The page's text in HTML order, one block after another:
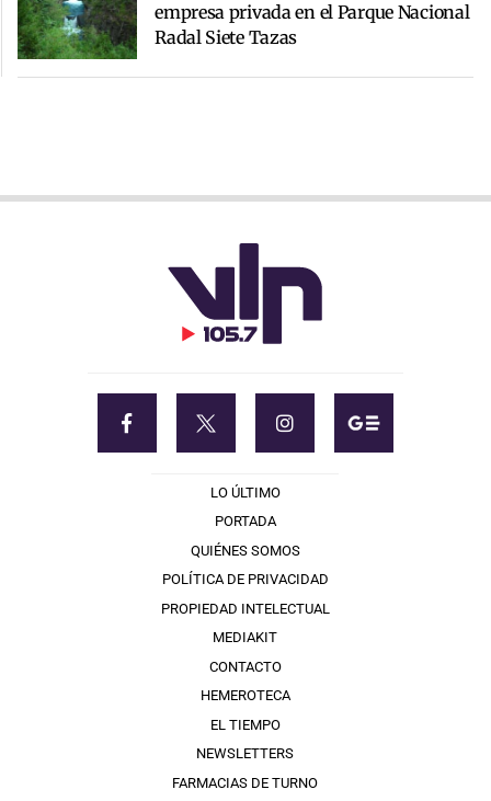
empresa privada en el Parque Nacional
Radal Siete Tazas
LO ÚLTIMO
PORTADA
QUIÉNES SOMOS
POLÍTICA DE PRIVACIDAD
PROPIEDAD INTELECTUAL
MEDIAKIT
CONTACTO
HEMEROTECA
EL TIEMPO
NEWSLETTERS
FARMACIAS DE TURNO